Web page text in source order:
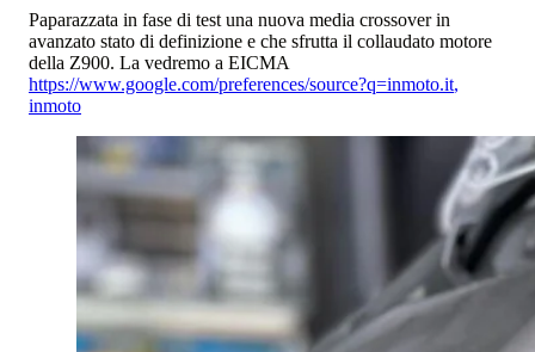
Paparazzata in fase di test una nuova media crossover in
avanzato stato di definizione e che sfrutta il collaudato motore
della Z900. La vedremo a EICMA
https://www.google.com/preferences/source?q=inmoto.it,
inmoto